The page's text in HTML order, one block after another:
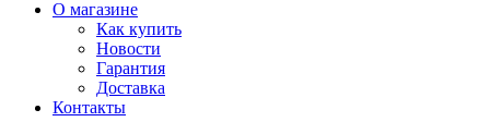
О магазине
Как купить
Новости
Гарантия
Доставка
Контакты